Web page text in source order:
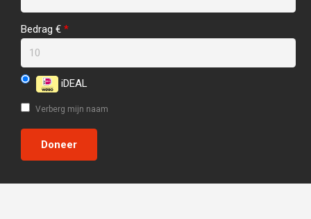
Bedrag € *
iDEAL
Verberg mijn naam